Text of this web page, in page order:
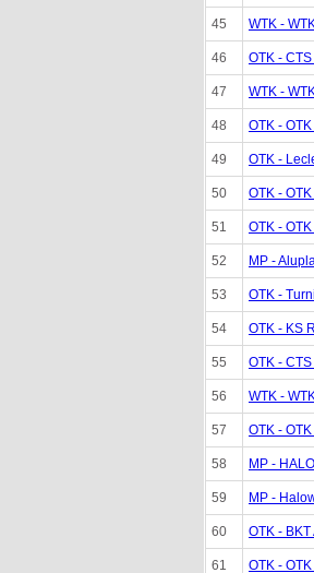
45 WTK -
46 OTK -
47 WTK -
48 OTK -
49 OTK -
50 OTK -
51 OTK -
52 MP -
53 OTK -
54 OTK - KS
55 OTK -
56 WTK -
57 OTK -
58 MP -
59 MP -
60 OTK -
61 OTK -